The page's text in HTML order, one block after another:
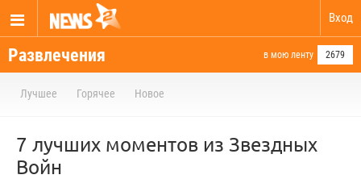
Вход
Развлечения в мою ленту 2679
Лучшее Горячее Новое
7 лучших моментов из Звездных
Войн